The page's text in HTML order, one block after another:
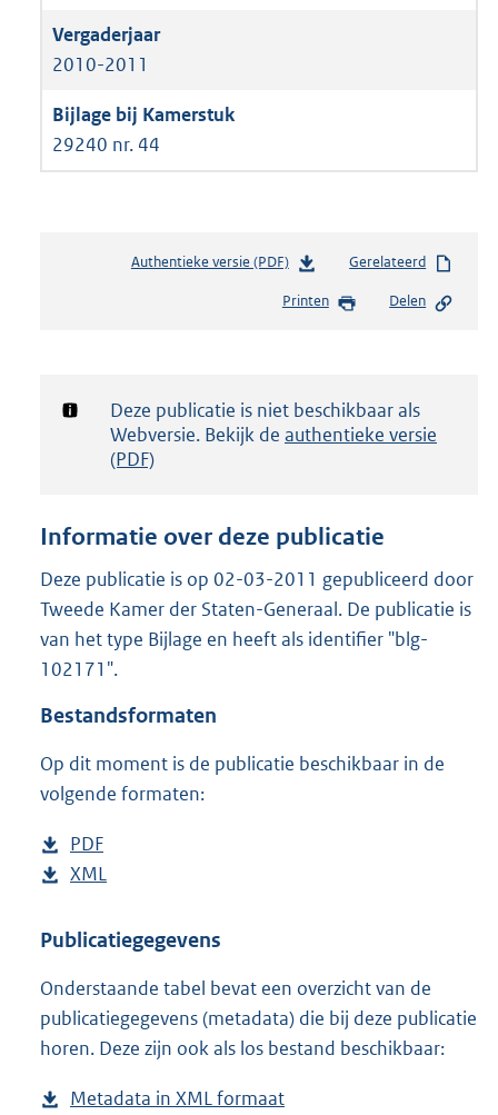
2010-2011
29240 nr. 44
Authentieke versie (PDF)b
s
d
g
t
e
:
2
Gerelateerd
Printen Delen
Notificatie:
Deze publicatie is niet beschikbaar als
Webversie. Bekijk de authentieke versie
(PDF)
Informatie over deze publicatie
Deze publicatie is op 02-03-2011 gepubliceerd door
Tweede Kamer der Staten-Generaal. De publicatie is
van het type Bijlage en heeft als identifier "blg-
102171".
Bestandsformaten
Op dit moment is de publicatie beschikbaar in de
volgende formaten:
D
o
n
o
a
d
PDF
e
t
n
d
s
D
w
l
o
a
XML
s
a
n
d
Publicatiegegevens
Onderstaande tabel bevat een overzicht van de
publicatiegegevens (metadata) die bij deze publicatie
horen. Deze zijn ook als los bestand beschikbaar:
Metadata in XML formaat